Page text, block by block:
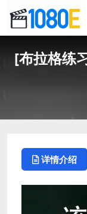
[布拉格练
详情介绍